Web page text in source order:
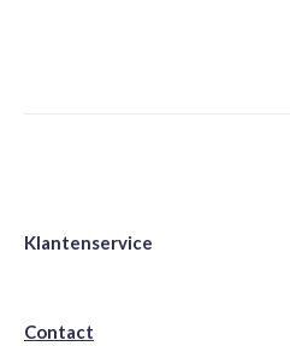
Klantenservice
Contact